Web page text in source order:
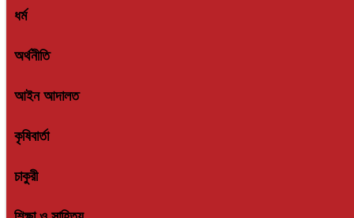
ধর্ম
অর্থনীতি
আইন আদালত
কৃষিবার্তা
চাকুরী